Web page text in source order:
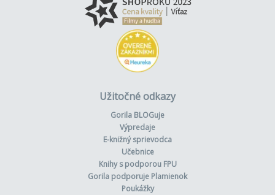
Užitočné odkazy
Gorila BLOGuje
Výpredaje
E-knižný sprievodca
Učebnice
Knihy s podporou FPU
Gorila podporuje Plamienok
Poukážky